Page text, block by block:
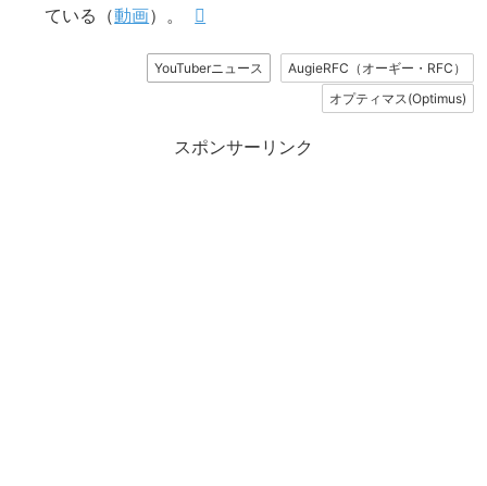
ている（動画）。
YouTuberニュース
AugieRFC（オーギー・RFC）
オプティマス(Optimus)
スポンサーリンク